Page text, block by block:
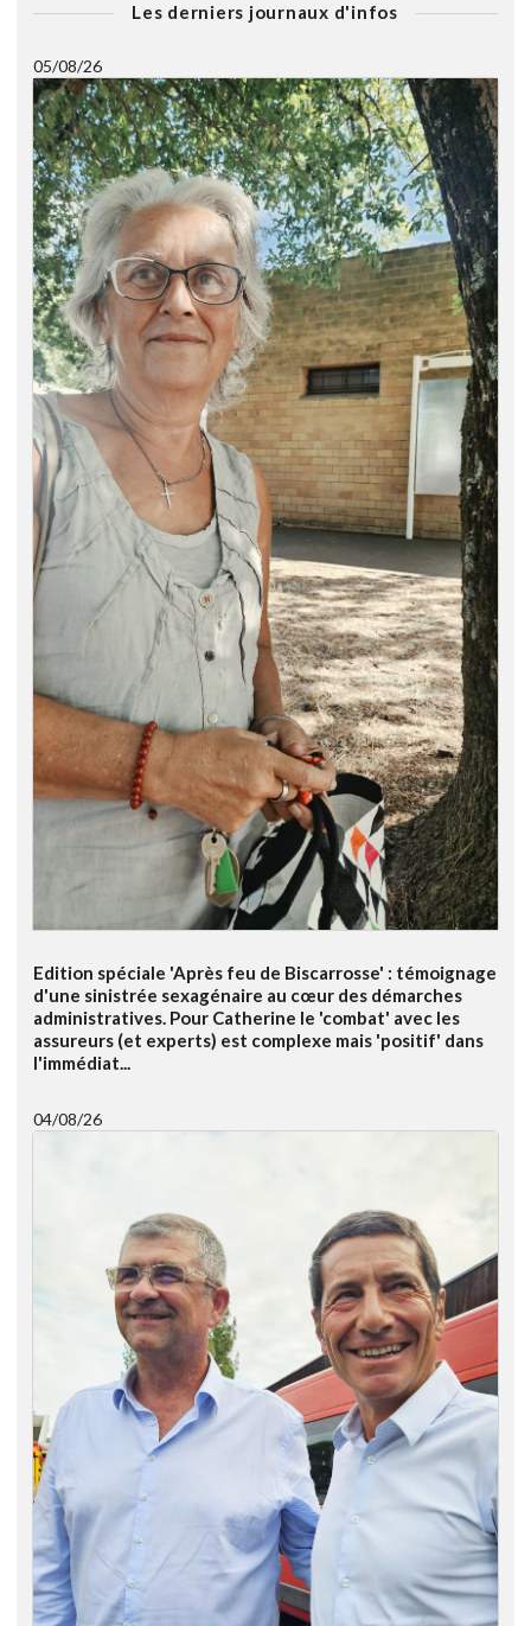
Les derniers journaux d'infos
05/08/26
Edition spéciale 'Après feu de Biscarrosse' : témoignage
d'une sinistrée sexagénaire au cœur des démarches
administratives. Pour Catherine le 'combat' avec les
assureurs (et experts) est complexe mais 'positif' dans
l'immédiat...
04/08/26